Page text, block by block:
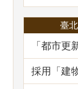
臺
「都市更
地政講堂
採用「建
省錢